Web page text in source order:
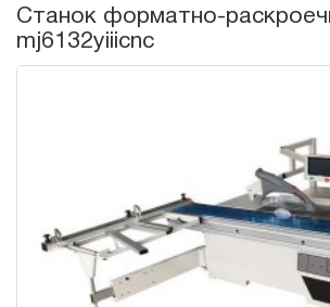
Станок форматно-
mj6132yiiicnc